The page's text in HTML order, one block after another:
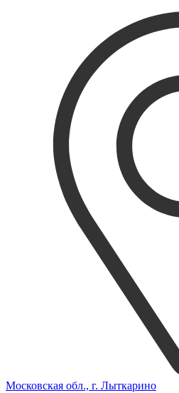
Московская обл., г. Лыткарино